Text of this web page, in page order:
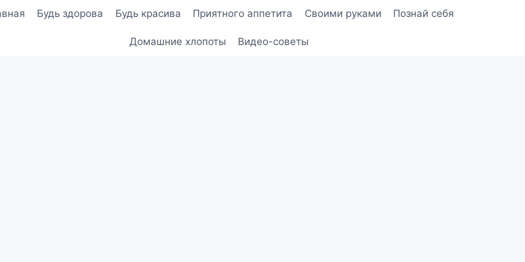
Будь здорова Будь красива Приятного аппетита Своими руками Познай себя
Домашние хлопоты Видео-советы